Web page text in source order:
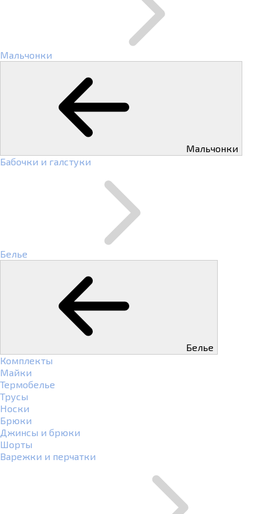
Мальчонки
Мальчонки
Бабочки и галстуки
Белье
Белье
Комплекты
Майки
Термобелье
Трусы
Носки
Брюки
Джинсы и брюки
Шорты
Варежки и перчатки